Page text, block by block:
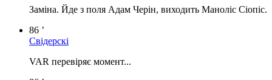
Заміна. Йде з поля Адам Черін, виходить Маноліс Сіопіс.
86 ’
Свідерскі
VAR перевіряє момент...